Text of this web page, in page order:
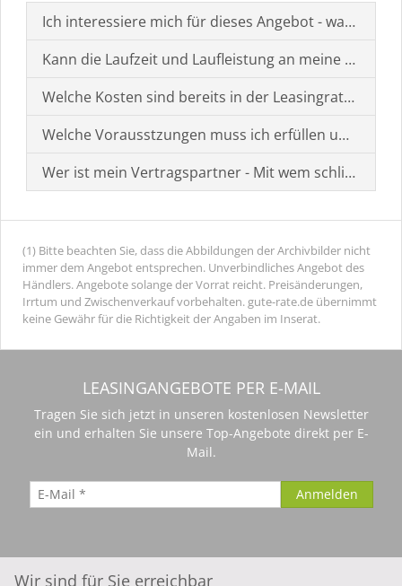
Ich interessiere mich für dieses Angebot - was muss
Kann die Laufzeit und Laufleistung an meine
Welche Kosten sind bereits in der Leasingrate
Welche Vorausstzungen muss ich erfüllen um einen
Wer ist mein Vertragspartner - Mit wem schließe ich
(1) Bitte beachten Sie, dass die Abbildungen der Archivbilder nicht
immer dem Angebot entsprechen. Unverbindliches Angebot des
Händlers. Angebote solange der Vorrat reicht. Preisänderungen,
Irrtum und Zwischenverkauf vorbehalten. gute-rate.de übernimmt
keine Gewähr für die Richtigkeit der Angaben im Inserat.
LEASINGANGEBOTE PER E-MAIL
Tragen Sie sich jetzt in unseren kostenlosen Newsletter
ein und erhalten Sie unsere Top-Angebote direkt per E-
Mail.
Wir sind für Sie erreichbar